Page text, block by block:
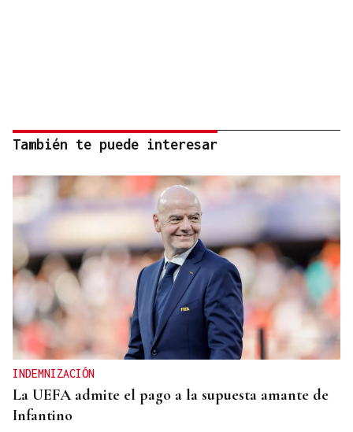
También te puede interesar
INDEMNIZACIÓN
La UEFA admite el pago a la supuesta amante de
Infantino